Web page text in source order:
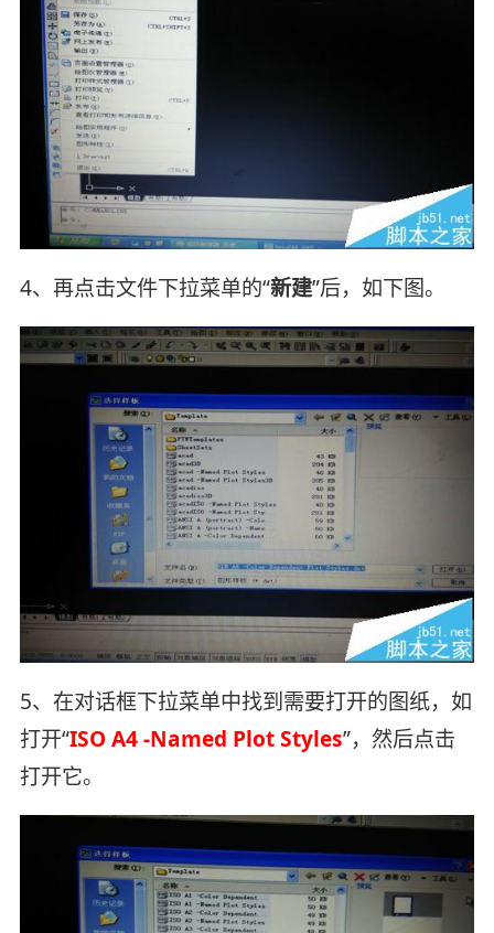
4、再点击文件下拉菜单的“新建”后，如下图。
5、在对话框下拉菜单中找到需要打开的图纸，如
打开“ISO A4 -Named Plot Styles”，然后点击
打开它。